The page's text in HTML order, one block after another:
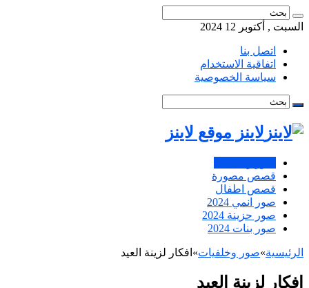
السبت , أكتوبر 12 2024
اتصل بنا
اتفاقية الاستخدام
سياسة الخصوصية
لاينز موقع لاينز
قصص مصورة
قصص اطفال
صور انمي 2024
صور حزينة 2024
صور بنات 2024
الرئيسية»صور وخلفيات» افكار لزينة العيد
افكار لزينة العيد